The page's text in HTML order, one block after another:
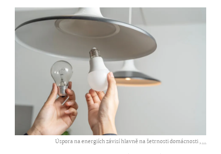
Úspora na energiích závisí hlavně na šetrnosti domácnosti ,...